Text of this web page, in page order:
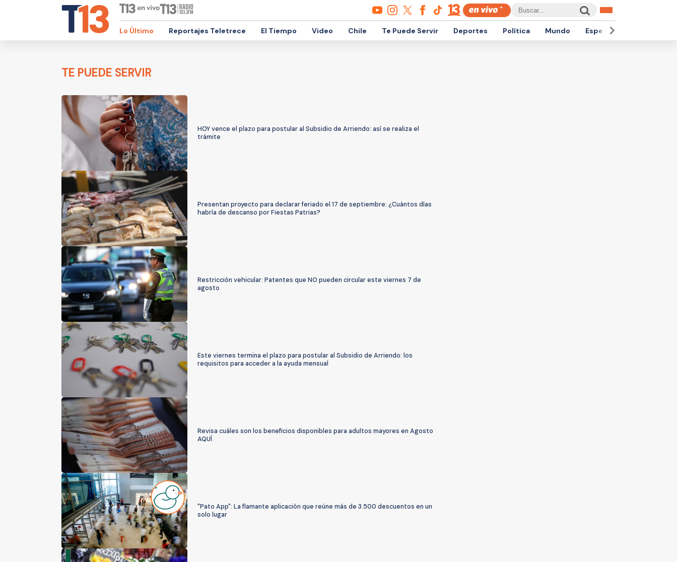
Lo Último Reportajes Teletrece El Tiempo Video Chile Te Puede Servir Deportes Política Mundo Espectáculos
TE PUEDE SERVIR
HOY vence el plazo para postular al Subsidio de Arriendo: así se realiza el
trámite
Presentan proyecto para declarar feriado el 17 de septiembre: ¿Cuántos días
habría de descanso por Fiestas Patrias?
Restricción vehicular: Patentes que NO pueden circular este viernes 7 de
agosto
Este viernes termina el plazo para postular al Subsidio de Arriendo: los
requisitos para acceder a la ayuda mensual
Revisa cuáles son los beneficios disponibles para adultos mayores en Agosto
AQUÍ
"Pato App": La flamante aplicación que reúne más de 3.500 descuentos en un
solo lugar